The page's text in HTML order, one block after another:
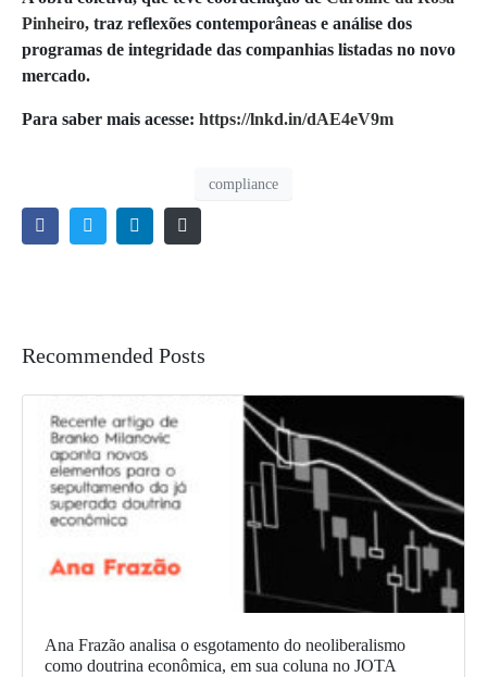
Pinheiro, traz reflexões contemporâneas e análise dos
programas de integridade das companhias listadas no novo
mercado.
Para saber mais acesse: https://lnkd.in/dAE4eV9m
compliance
Recommended Posts
Ana Frazão analisa o esgotamento do neoliberalismo
como doutrina econômica, em sua coluna no JOTA